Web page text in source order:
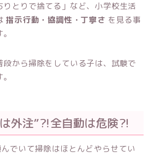
りとりで捨てる」など、小学校生活
指示行動・協調性・丁寧さ を見る事
段から掃除をしている子は、試験で
外注”⁈全自動は危険⁈
んでいて掃除はほとんどやらせてい